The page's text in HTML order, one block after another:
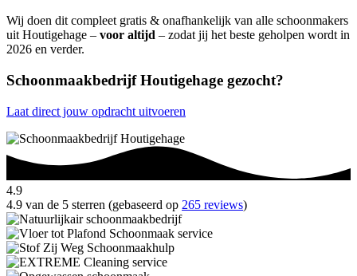
Wij doen dit compleet gratis & onafhankelijk van alle schoonmakers
uit Houtigehage – voor altijd – zodat jij het beste geholpen wordt in
2026 en verder.
Schoonmaakbedrijf Houtigehage gezocht?
Laat direct jouw opdracht uitvoeren
4.9
4.9 van de 5 sterren (gebaseerd op 265 reviews)